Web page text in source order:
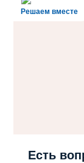
Решаем вместе
Есть